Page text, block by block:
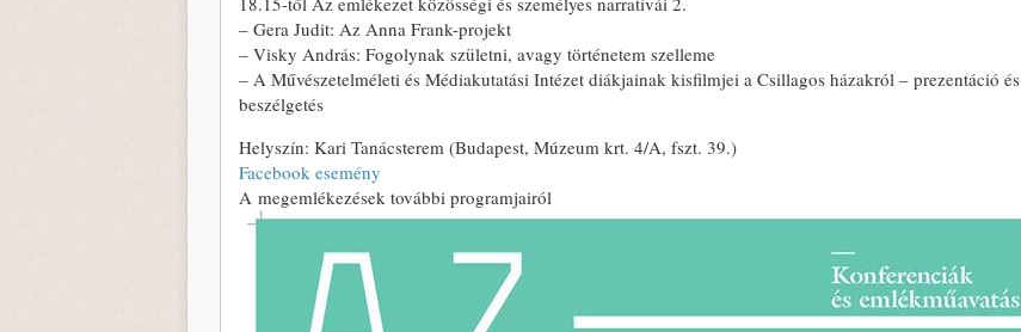
– Gera Judit: Az Anna Frank-projekt
– Visky András: Fogolynak születni, avagy történetem szelleme
– A Művészetelméleti és Médiakutatási Intézet diákjainak kisfilmjei a Csillagos házakról – prezentáció és
beszélgetés
Helyszín: Kari Tanácsterem (Budapest, Múzeum krt. 4/A, fszt. 39.)
Facebook esemény
A megemlékezések további programjairól